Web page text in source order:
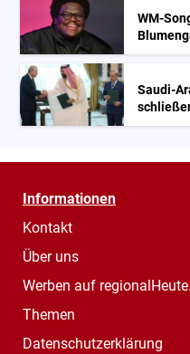
WM-
Saudi-
Informationen
Kontakt
Über uns
Werben auf
Themen
Datenschutzerklärung